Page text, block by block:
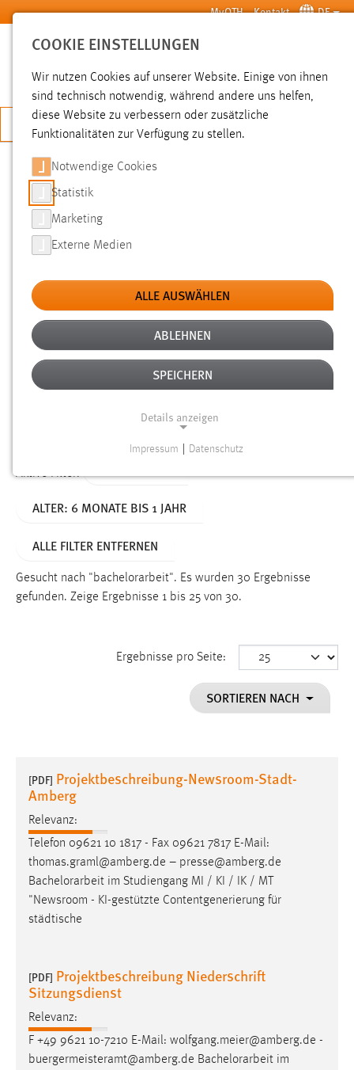
Zum Hauptinhalt springen MyOTH Kontakt DE
SUCHE
JETZT BEWERBEN
SUCHE
FILTER
Typ
Erstellungsdatum
Alter
Aktive Filter:
ALTER: 6 MONATE BIS 1 JAHR
ALLE FILTER ENTFERNEN
Gesucht nach "bachelorarbeit". Es wurden 30 Ergebnisse
gefunden. Zeige Ergebnisse 1 bis 25 von 30.
Ergebnisse pro Seite:
SORTIEREN NACH
[PDF] Projektbeschreibung-Newsroom-Stadt-
Amberg
Relevanz:
Telefon 09621 10 1817 - Fax 09621 7817 E-Mail:
thomas.graml@amberg.de – presse@amberg.de
Bachelorarbeit im Studiengang MI / KI / IK / MT
"Newsroom - KI-gestützte Contentgenerierung für
städtische
[PDF] Projektbeschreibung Niederschrift
Sitzungsdienst
Relevanz:
F +49 9621 10-7210 E-Mail: wolfgang.meier@amberg.de -
buergermeisteramt@amberg.de Bachelorarbeit im
COOKIE EINSTELLUNGEN
Wir nutzen Cookies auf unserer Website. Einige von ihnen
sind technisch notwendig, während andere uns helfen,
diese Website zu verbessern oder zusätzliche
Funktionalitäten zur Verfügung zu stellen.
Notwendige Cookies
Statistik
Marketing
Externe Medien
ALLE AUSWÄHLEN
ABLEHNEN
SPEICHERN
Details anzeigen
Funktionen und sind für die einwandfreie Funktion der
Name:
Dieser Cookie speichert die ausgewählten Einverständnis-
Performance
Name:
staticfilecache
Zweck:
Für performante Seitenauslieferung wird in diesem Cookie
gespeichert, ob man eingeloggt ist.
Sprachpräferenz
site-language-preference
Zweck:
Das Cookie speichert die gewählte Sprache der Website.
Cookie Laufzeit:
Impressum Datenschutz